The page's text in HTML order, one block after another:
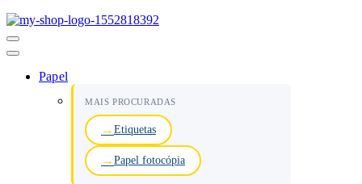
Menu
de
Papel
MAIS PROCURADAS
Etiquetas
Papel fotocópia